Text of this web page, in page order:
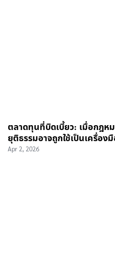
ตลาดทุนที่บิดเบี้ยว: เมื่อกฎหม
ยุติธรรมอาจถูกใช้เป็นเครื่อง
Apr 2, 2026